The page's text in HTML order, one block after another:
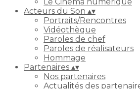
Acteurs du Son ▴▾
Portraits/Rencontres
Vidéothèque
Paroles de chef
Paroles de réalisateurs
Hommage
Partenaires ▴▾
Nos partenaires
Actualités des